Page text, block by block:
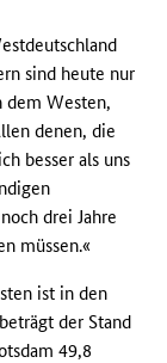
sind heute nur
dem Westen,
denen, die
besser als uns
drei Jahre
müssen.«
ist in den
der Stand
49,8